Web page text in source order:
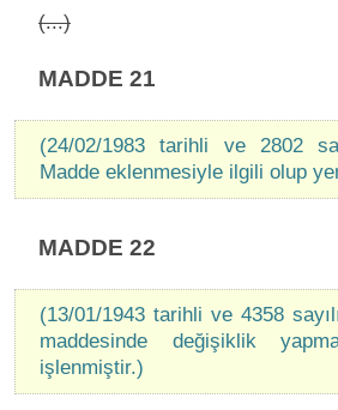
(...)
MADDE 21
(24/02/1983 tarihli ve 2802
Madde eklenmesiyle ilgili olup
MADDE 22
(13/01/1943 tarihli ve 4358
maddesinde değişiklik
işlenmiştir.)